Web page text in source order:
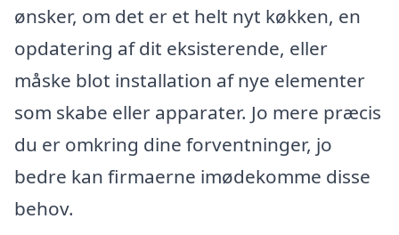
ønsker, om det er et helt nyt køkken, en
opdatering af dit eksisterende, eller
måske blot installation af nye elementer
som skabe eller apparater. Jo mere præcis
du er omkring dine forventninger, jo
bedre kan firmaerne imødekomme disse
behov.